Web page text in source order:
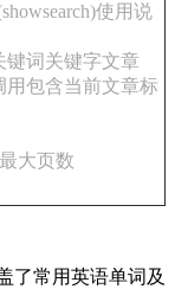
使用说
键词关键字文章
用包含当前文章标
大页数
了常用英语单词及